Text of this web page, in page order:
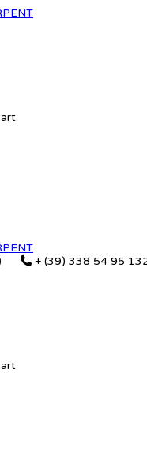
+ (39) 338 54 95